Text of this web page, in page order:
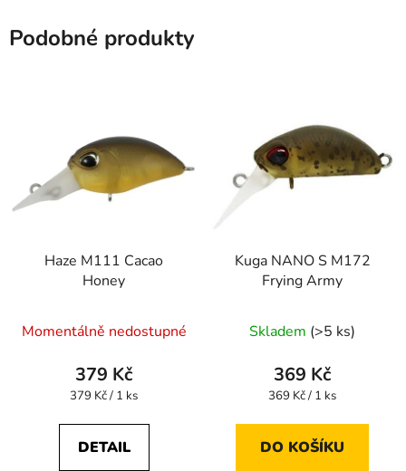
Podobné produkty
Haze M111 Cacao
Honey
Momentálně nedostupné
379 Kč
Měrná
379 Kč / 1 ks
DETAIL
Kuga NANO S M172
Frying Army
Skladem (>5 ks)
369 Kč
Měrná
369 Kč / 1 ks
DO KOŠÍKU